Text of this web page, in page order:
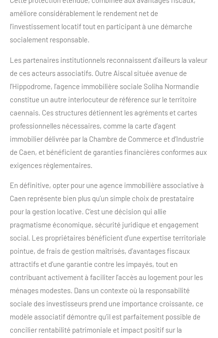
améliore considérablement le rendement net de
l’investissement locatif tout en participant à une démarche
socialement responsable.
Les partenaires institutionnels reconnaissent d’ailleurs la valeur
de ces acteurs associatifs. Outre Aiscal située avenue de
l’Hippodrome, l’agence immobilière sociale Soliha Normandie
constitue un autre interlocuteur de référence sur le territoire
caennais. Ces structures détiennent les agréments et cartes
professionnelles nécessaires, comme la carte d’agent
immobilier délivrée par la Chambre de Commerce et d’Industrie
de Caen, et bénéficient de garanties financières conformes aux
exigences réglementaires.
En définitive, opter pour une agence immobilière associative à
Caen représente bien plus qu’un simple choix de prestataire
pour la gestion locative. C’est une décision qui allie
pragmatisme économique, sécurité juridique et engagement
social. Les propriétaires bénéficient d’une expertise territoriale
pointue, de frais de gestion maîtrisés, d’avantages fiscaux
attractifs et d’une garantie contre les impayés, tout en
contribuant activement à faciliter l’accès au logement pour les
ménages modestes. Dans un contexte où la responsabilité
sociale des investisseurs prend une importance croissante, ce
modèle associatif démontre qu’il est parfaitement possible de
concilier rentabilité patrimoniale et impact positif sur la